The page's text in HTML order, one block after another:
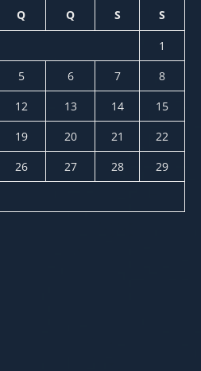
Q Q S S
1
5 6 7
8
12 13 14
15
19 20 21
22
26 27 28
29